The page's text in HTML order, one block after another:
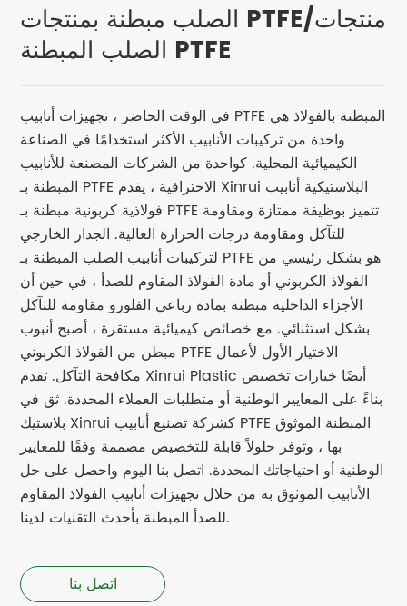
الصلب مبطنة بمنتجات PTFE/منتجات
الصلب المبطنة PTFE
في الوقت الحاضر ، تجهيزات أنابيب PTFE المبطنة بالفولاذ هي
واحدة من تركيبات الأنابيب الأكثر استخدامًا في الصناعة
الكيميائية المحلية. كواحدة من الشركات المصنعة للأنابيب
المبطنة بـ PTFE الاحترافية ، يقدم Xinrui البلاستيكية أنابيب
فولاذية كربونية مبطنة بـ PTFE تتميز بوظيفة ممتازة ومقاومة
للتآكل ومقاومة درجات الحرارة العالية. الجدار الخارجي
لتركيبات أنابيب الصلب المبطنة بـ PTFE هو بشكل رئيسي من
الفولاذ الكربوني أو مادة الفولاذ المقاوم للصدأ ، في حين أن
الأجزاء الداخلية مبطنة بمادة رباعي الفلورو مقاومة للتآكل
بشكل استثنائي. مع خصائص كيميائية مستقرة ، أصبح أنبوب
مبطن من الفولاذ الكربوني PTFE الاختيار الأول لأعمال
مكافحة التآكل. تقدم Xinrui Plastic أيضًا خيارات تخصيص
بناءً على المعايير الوطنية أو متطلبات العملاء المحددة. ثق في
بلاستيك Xinrui كشركة تصنيع أنابيب PTFE المبطنة الموثوق
بها ، وتوفر حلولاً قابلة للتخصيص مصممة وفقًا للمعايير
الوطنية أو احتياجاتك المحددة. اتصل بنا اليوم واحصل على حل
الأنابيب الموثوق به من خلال تجهيزات أنابيب الفولاذ المقاوم
للصدأ المبطنة بأحدث التقنيات لدينا.
اتصل بنا